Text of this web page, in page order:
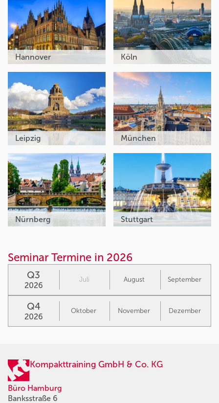
Hannover Köln
Leipzig München
Nürnberg Stuttgart
Seminar Termine in 2026
Q3
2026
Juli August September
Q4
2026
Oktober November Dezember
Kompakttraining GmbH & Co. KG
Büro Hamburg
Banksstraße 6